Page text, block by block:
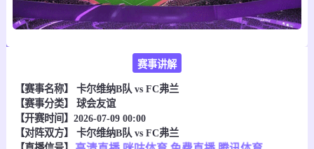
赛事讲解
【赛事名称】 卡尔维纳B队 vs FC弗兰
【赛事分类】 球会友谊
【开赛时间】2026-07-09 00:00
【对阵双方】 卡尔维纳B队 vs FC弗兰